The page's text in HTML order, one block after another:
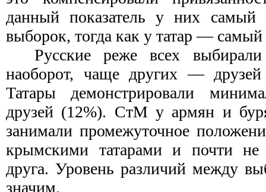
данный показатель у них самый
выборок, тогда как у татар —
Русские реже всех
наоборот, чаще других —
Татары демонстрировали
друзей (12%). СтМ у армян и
занимали промежуточное
крымскими татарами и почти не
друга. Уровень различий между
значим.